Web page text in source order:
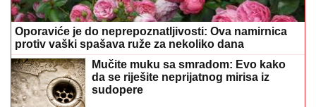
Oporaviće je do neprepoznatljivosti: Ova namirnica
protiv vaški spašava ruže za nekoliko dana
Mučite muku sa smradom: Evo kako
da se riješite neprijatnog mirisa iz
sudopere